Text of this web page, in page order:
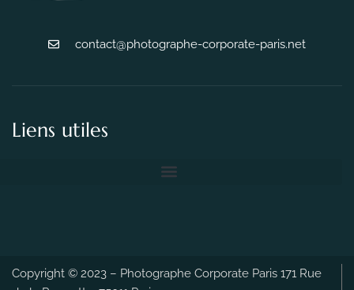
contact@photographe-corporate-paris.net
Liens utiles
Copyright © 2023 – Photographe Corporate Paris 171 Rue